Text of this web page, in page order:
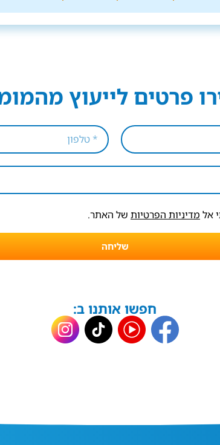
פרטים לייעוץ
אל מדיניות הפרטיות של האתר.
שליחה
חפשו אותנו ב: